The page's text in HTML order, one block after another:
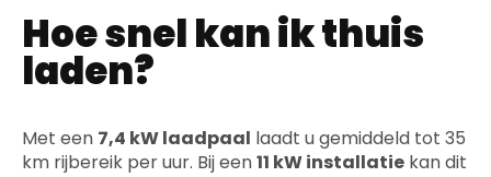
Hoe snel kan ik thuis
laden?
Met een 7,4 kW laadpaal laadt u gemiddeld tot 35
km rijbereik per uur. Bij een11 kW installatie kan dit